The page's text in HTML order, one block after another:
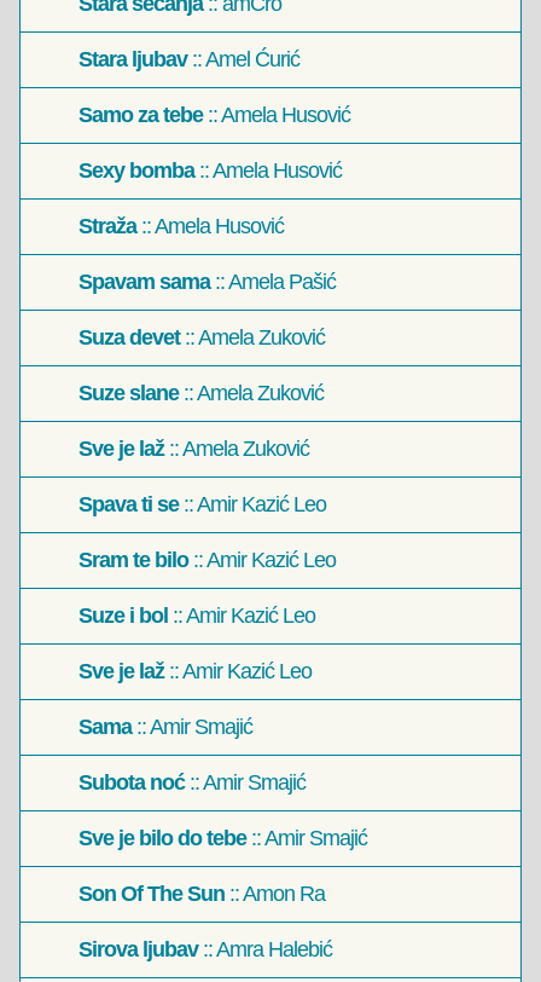
Stara ljubav:: Amel Ćurić
Samo za tebe:: Amela Husović
Sexy bomba:: Amela Husović
Straža:: Amela Husović
Spavam sama:: Amela Pašić
Suza devet:: Amela Zuković
Suze slane:: Amela Zuković
Sve je laž:: Amela Zuković
Spava ti se:: Amir Kazić Leo
Sram te bilo:: Amir Kazić Leo
Suze i bol :: Amir Kazić Leo
Sve je laž:: Amir Kazić Leo
Sama:: Amir Smajić
Subota noć:: Amir Smajić
Sve je bilo do tebe:: Amir Smajić
Son Of The Sun :: Amon Ra
Sirova ljubav:: Amra Halebić